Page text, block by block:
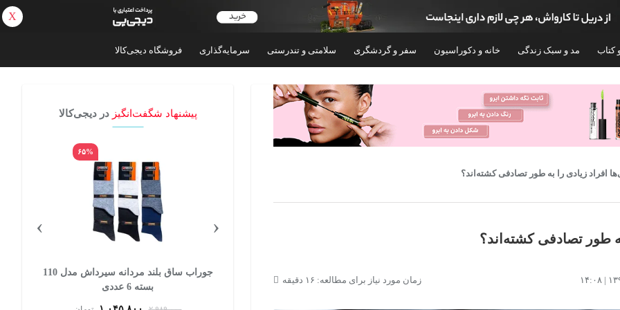
کتاب مد و سبک زندگی خانه و دکوراسیون سفر و گردشگری سلامتی و تندرستی سرمایه‌گذاری فروشگاه دیجی‌کالا
افراد زیادی را به طور تصادفی کشته‌اند؟
طور تصادفی کشته‌اند؟
زمان مورد نیاز برای مطالعه: ۱۶ دقیقه
پیشنهاد شگفت‌انگیز در دیجی‌کالا
بسته 6 عددی
۴۲%
ساعت هوشمند 47 میلی متری فنیرسی مدل
S370i با بند سیلیکونی
‹
›
X